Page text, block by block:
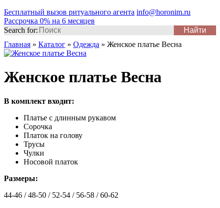
Бесплатный вызов ритуального агента info@horonim.ru
Рассрочка 0% на 6 месяцев
Search for:
Главная » Каталог » Одежда » Женское платье Весна
Женское платье Весна
В комплект входит:
Платье с длинным рукавом
Сорочка
Платок на голову
Трусы
Чулки
Носовой платок
Размеры:
44-46 / 48-50 / 52-54 / 56-58 / 60-62